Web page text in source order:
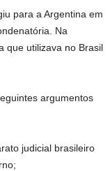
para a Argentina em
Na
que utilizava no Brasil
argumentos
judicial brasileiro